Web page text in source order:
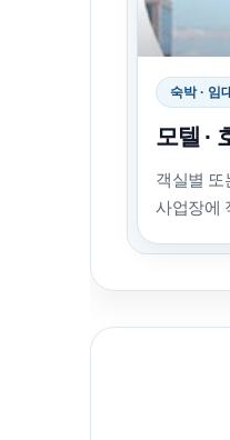
숙박 · 임
모텔 ·
객실별 또
사업장에